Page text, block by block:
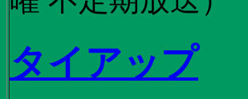
タイアップ